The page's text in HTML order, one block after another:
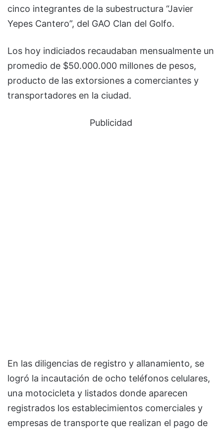
cinco integrantes de la subestructura “Javier
Yepes Cantero”, del GAO Clan del Golfo.
Los hoy indiciados recaudaban mensualmente un
promedio de $50.000.000 millones de pesos,
producto de las extorsiones a comerciantes y
transportadores en la ciudad.
Publicidad
En las diligencias de registro y allanamiento, se
logró la incautación de ocho teléfonos celulares,
una motocicleta y listados donde aparecen
registrados los establecimientos comerciales y
empresas de transporte que realizan el pago de